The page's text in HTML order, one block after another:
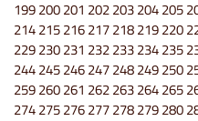
199200201 202203204205
214215216217218219220
229230231 232233234235
244245246247248249250
259260261 262263264265
274275276277278279280